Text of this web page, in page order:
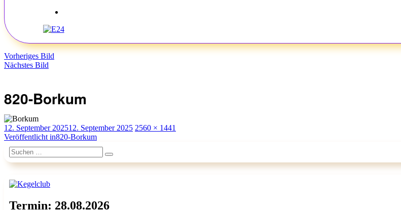
Vorheriges Bild
Nächstes Bild
820-Borkum
Veröffentlicht
am
12. September 202512. September 2025 Originalgröße
2560 × 1441
Beitragsnavigation
Veröffentlicht in820-Borkum
Suchen
nach:
Suchen
Termin: 28.08.2026